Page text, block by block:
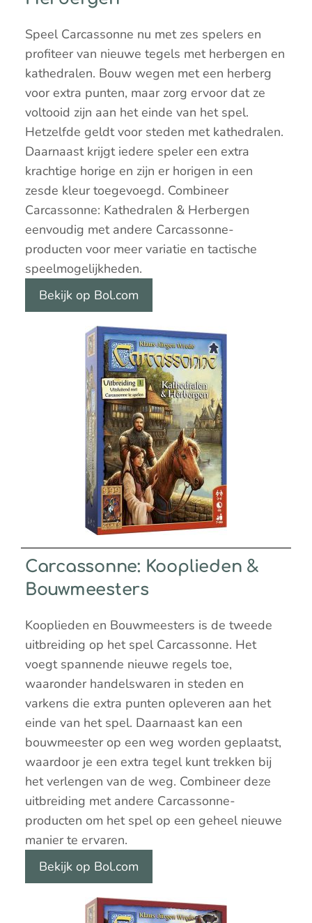
Speel Carcassonne nu met zes spelers en
profiteer van nieuwe tegels met herbergen en
kathedralen. Bouw wegen met een herberg
voor extra punten, maar zorg ervoor dat ze
voltooid zijn aan het einde van het spel.
Hetzelfde geldt voor steden met kathedralen.
Daarnaast krijgt iedere speler een extra
krachtige horige en zijn er horigen in een
zesde kleur toegevoegd. Combineer
Carcassonne: Kathedralen & Herbergen
eenvoudig met andere Carcassonne-
producten voor meer variatie en tactische
speelmogelijkheden.
Bekijk op Bol.com
Carcassonne: Kooplieden &
Bouwmeesters
Kooplieden en Bouwmeesters is de tweede
uitbreiding op het spel Carcassonne. Het
voegt spannende nieuwe regels toe,
waaronder handelswaren in steden en
varkens die extra punten opleveren aan het
einde van het spel. Daarnaast kan een
bouwmeester op een weg worden geplaatst,
waardoor je een extra tegel kunt trekken bij
het verlengen van de weg. Combineer deze
uitbreiding met andere Carcassonne-
producten om het spel op een geheel nieuwe
manier te ervaren.
Bekijk op Bol.com